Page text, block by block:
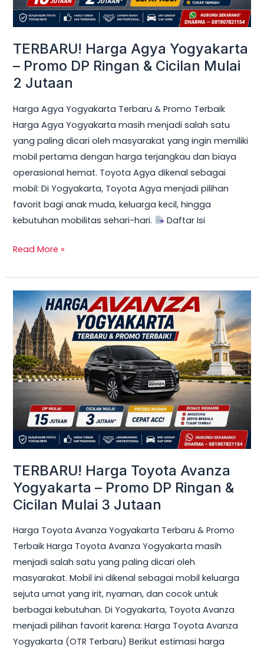
TERBARU! Harga Agya Yogyakarta
– Promo DP Ringan & Cicilan Mulai
2 Jutaan
Harga Agya Yogyakarta Terbaru & Promo Terbaik
Harga Agya Yogyakarta masih menjadi salah satu
yang paling dicari oleh masyarakat yang ingin memiliki
mobil pertama dengan harga terjangkau dan biaya
operasional hemat. Toyota Agya dikenal sebagai
mobil: Di Yogyakarta, Toyota Agya menjadi pilihan
favorit bagi anak muda, keluarga kecil, hingga
kebutuhan mobilitas sehari-hari.
Daftar Isi
Cicilan
2
Jutaan
Read More »
TERBARU! Harga Toyota Avanza
Yogyakarta – Promo DP Ringan &
Cicilan Mulai 3 Jutaan
Harga Toyota Avanza Yogyakarta Terbaru & Promo
Terbaik Harga Toyota Avanza Yogyakarta masih
menjadi salah satu yang paling dicari oleh
masyarakat. Mobil ini dikenal sebagai mobil keluarga
sejuta umat yang irit, nyaman, dan cocok untuk
berbagai kebutuhan. Di Yogyakarta, Toyota Avanza
menjadi pilihan favorit karena: Harga Toyota Avanza
Yogyakarta (OTR Terbaru) Berikut estimasi harga
TERBARU!
Harga
Toyota
Avanza
Yogyakarta
–
Promo
DP
Ringan
&
Mulai
3
Jutaan